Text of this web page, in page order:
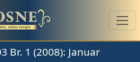
Br. 1 (2008): Januar